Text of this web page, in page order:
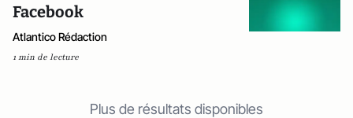
Facebook
Atlantico Rédaction
1 min de lecture
Plus de résultats disponibles